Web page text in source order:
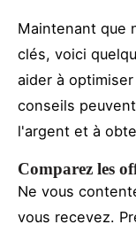
Maintenant que
clés, voici
aider à
conseils
l'argent et à
Comparez les
Ne vous
vous recevez.